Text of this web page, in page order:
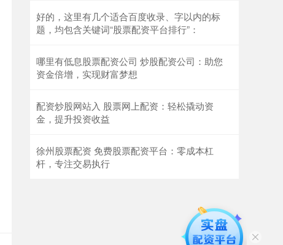
好的，这里有几个适合百度收录、字以内的标
题，均包含关键词“股票配资平台排行”：
哪里有低息股票配资公司 炒股配资公司：助您
资金倍增，实现财富梦想
配资炒股网站入 股票网上配资：轻松撬动资
金，提升投资收益
徐州股票配资 免费股票配资平台：零成本杠
杆，专注交易执行